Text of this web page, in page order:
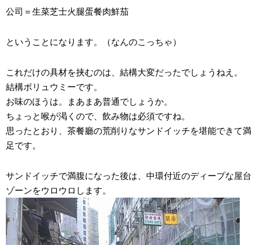
公司＝生菜芝士火腿蛋餐肉鮮茄
ということになります。（なんのこっちゃ）
これだけの具材を挟むのは、結構大変だったでしょうねえ。
結構ボリュウミーです。
お味のほうは。まあまあ普通でしょうか。
ちょっと喉が渇くので、飲み物は必須ですね。
思ったとおり、茶餐廳の荒削りなサンドイッチを堪能できて満
足です。
サンドイッチで満腹になった後は、中環付近のディープな屋台
ゾーンをウロウロします。